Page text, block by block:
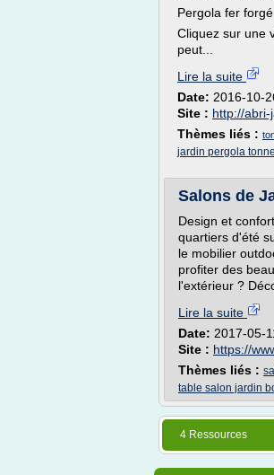
Pergola fer forgé
Cliquez sur une
peut...
Lire la suite
Date: 2016-10-
Site : http://
Thèmes liés :
jardin pergola
Salons de
Design et
quartiers d'été
le mobilier
profiter des
l'extérieur ?
Lire la suite
Date: 2017-05-
Site : https://
Thèmes liés :
table salon jardin
4 Ressources